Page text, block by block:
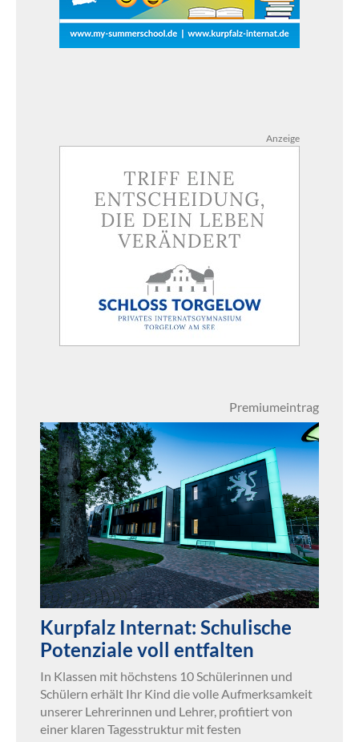
Anzeige
Premiumeintrag
Kurpfalz Internat: Schulische
Potenziale voll entfalten
In Klassen mit höchstens 10 Schülerinnen und
Schülern erhält Ihr Kind die volle Aufmerksamkeit
unserer Lehrerinnen und Lehrer, profitiert von
einer klaren Tagesstruktur mit festen